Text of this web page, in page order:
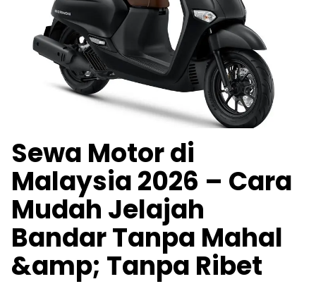
Sewa Motor di
Malaysia 2026 – Cara
Mudah Jelajah
Bandar Tanpa Mahal
&amp; Tanpa Ribet